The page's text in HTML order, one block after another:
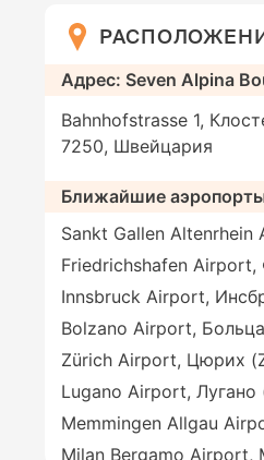
Адрес: Seven Alpina
Bahnhofstrasse 1,
7250, Швейцария
Ближайшие
Sankt Gallen Altenrhein
Friedrichshafen
Innsbruck Airport,
Bolzano Airport,
Zürich Airport, Цюрих
Lugano Airport, Лугано
Memmingen Allgau
Milan Bergamo Airport,